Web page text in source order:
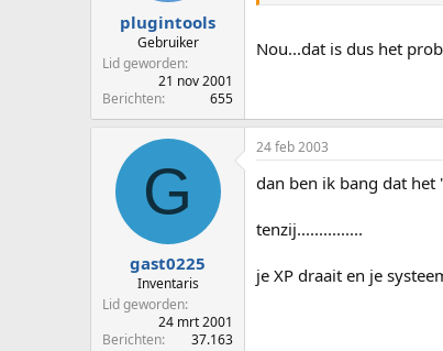
plugintools
Gebruiker
Lid geworden
21 nov 2001
Berichten
655
Nou...dat is dus het
G
gast0225
Inventaris
Lid geworden
24 mrt 2001
Berichten
37.163
24 feb 2003
dan ben ik bang dat het
tenzij...............
je XP draait en je